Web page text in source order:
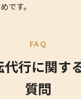
です。
FAQ
行に関す
質問